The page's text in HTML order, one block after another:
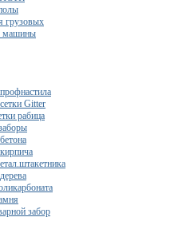
грузовых
машины
Gitter
рабица
забор